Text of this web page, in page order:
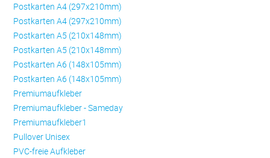
Postkarten A4 (297x210mm)
Postkarten A4 (297x210mm)
Postkarten A5 (210x148mm)
Postkarten A5 (210x148mm)
Postkarten A6 (148x105mm)
Postkarten A6 (148x105mm)
Premiumaufkleber
Premiumaufkleber - Sameday
Premiumaufkleber1
Pullover Unisex
PVC-freie Aufkleber